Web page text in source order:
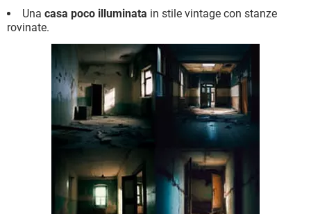
Una casa poco illuminata in stile vintage con stanze
rovinate.